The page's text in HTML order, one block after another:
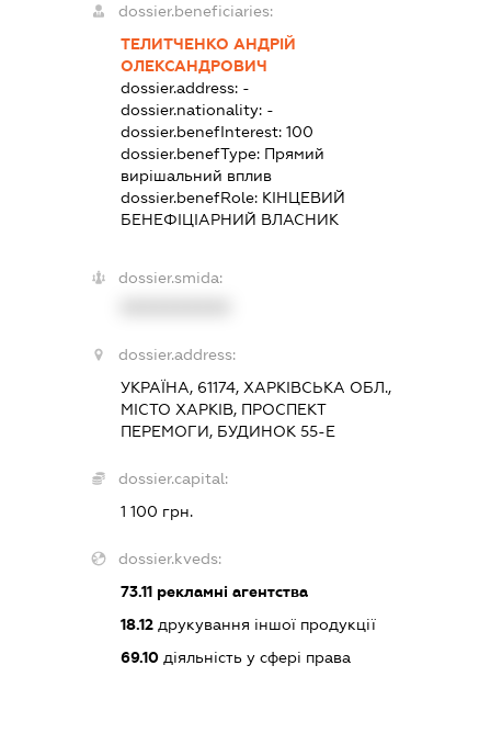
dossier.beneficiaries:
ТЕЛИТЧЕНКО АНДРІЙ
ОЛЕКСАНДРОВИЧ
dossier.address: -
dossier.nationality: -
dossier.benefInterest: 100
dossier.benefType: Прямий
вирішальний вплив
dossier.benefRole: КІНЦЕВИЙ
БЕНЕФІЦІАРНИЙ ВЛАСНИК
dossier.smida:
dossier.address:
УКРАЇНА, 61174, ХАРКІВСЬКА ОБЛ.,
МІСТО ХАРКІВ, ПРОСПЕКТ
ПЕРЕМОГИ, БУДИНОК 55-Е
dossier.capital:
1 100 грн.
dossier.kveds:
73.11рекламні агентства
18.12друкування іншої продукції
69.10діяльність у сфері права